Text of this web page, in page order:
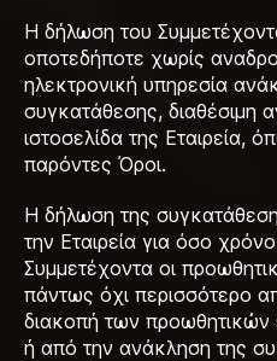
Η δήλωση του
οποτεδήποτε χωρίς
ηλεκτρονική υπηρεσία
συγκατάθεσης, διαθέσιμη
ιστοσελίδα της Εταιρεία,
παρόντες Όροι.
Η δήλωση της
την Εταιρεία για όσο
Συμμετέχοντα οι
πάντως όχι περισσότερο
διακοπή των προωθητικών
ή από την ανάκληση της